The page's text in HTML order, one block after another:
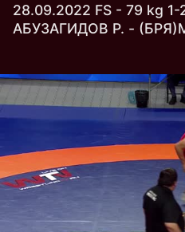
28.09.2022 FS - 79 kg
АБУЗАГИДОВ Р. -